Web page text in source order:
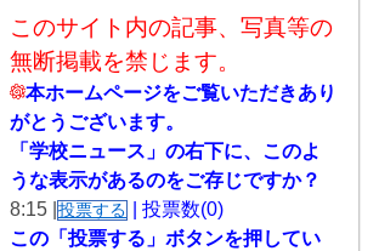
このサイト内の記事、写真等の
無断掲載を禁じます。
本ホームページをご覧いただきあり
がとうございます。
「学校ニュース」の右下に、このよ
うな表示があるのをご存じですか？
8:15 | 投票する
| 投票数(0)
この「投票する」ボタンを押してい